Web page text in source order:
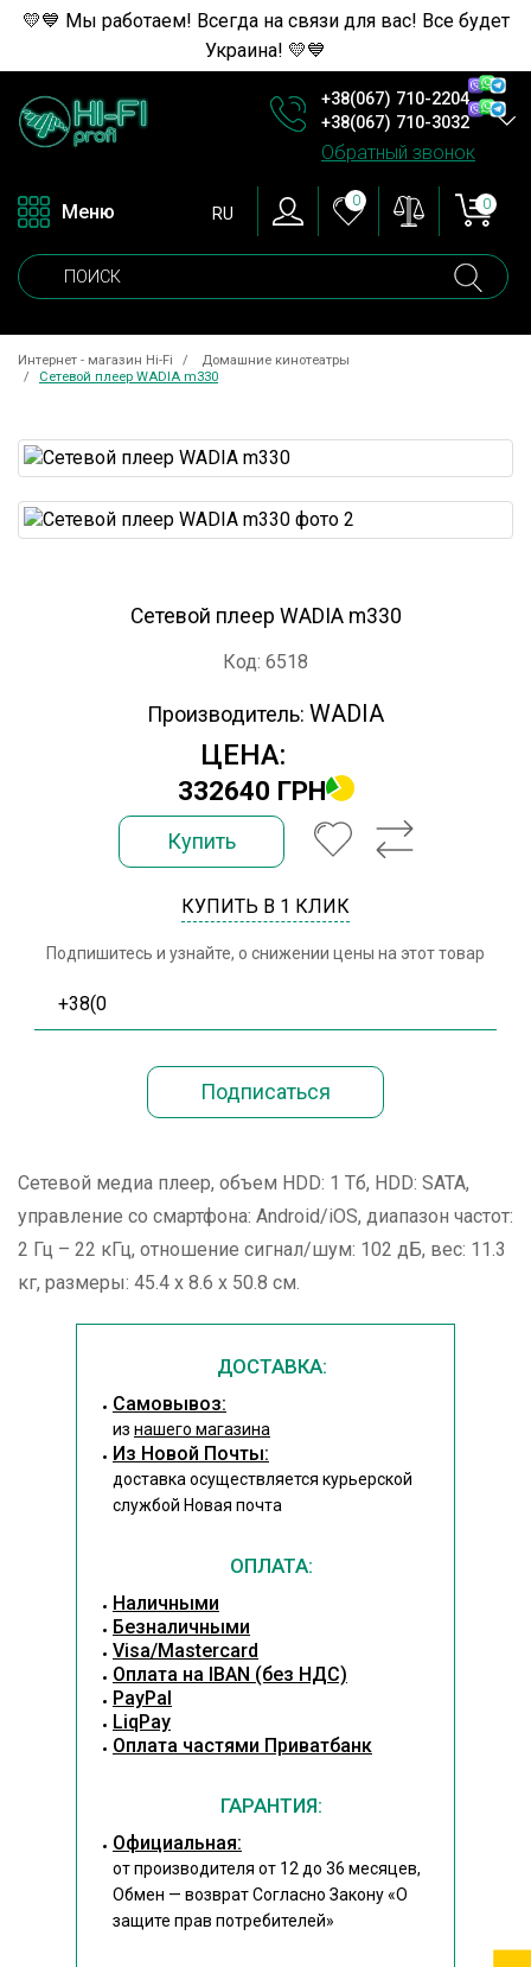
💛💙 Мы работаем! Всегда на связи для вас! Все будет
Украина! 💛💙
+38(067) 710-2204
+38(067) 710-3032
Обратный звонок
Меню RU
0 0
Интернет - магазин Hi-Fi
Домашние кинотеатры
Сетевой плеер WADIA m330
Сетевой плеер WADIA m330
Код: 6518
Производитель: WADIA
ЦЕНА:
332640 ГРН
Купить
КУПИТЬ В 1 КЛИК
Подпишитесь и узнайте, о снижении цены на этот товар
Сетевой медиа плеер, объем HDD: 1 Тб, HDD: SATA,
управление со смартфона: Android/iOS, диапазон частот:
2 Гц – 22 кГц, отношение сигнал/шум: 102 дБ, вес: 11.3
кг, размеры: 45.4 х 8.6 х 50.8 см.
ДОСТАВКА:
Cамовывоз:
из нашего магазина
Из Новой Почты:
доставка осуществляется курьерской
службой Новая почта
ОПЛАТА:
Наличными
Безналичными
Visa/Mastercard
Оплата на IBAN (без НДС)
PayPal
LiqPay
Оплата частями Приватбанк
ГАРАНТИЯ:
Официальная:
от производителя от 12 до 36 месяцев,
Обмен — возврат Согласно Закону«О
защите прав потребителей»